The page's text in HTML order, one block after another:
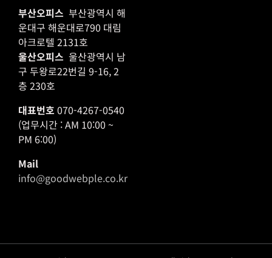
부산오피스 부산광역시 해
운대구 해운대로790 대림
아크로텔 2131호
울산오피스 울산광역시 남
구 두왕로22번길 9-16, 2
층 230호
대표번호 070-4267-0540
(업무시간 : AM 10:00 ~
PM 6:00)
Mail
info@goodwebple.co.kr